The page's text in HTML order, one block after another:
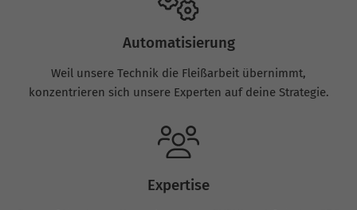
Automatisierung
Weil unsere Technik die Fleißarbeit übernimmt,
konzentrieren sich unsere Experten auf deine Strategie.
Expertise